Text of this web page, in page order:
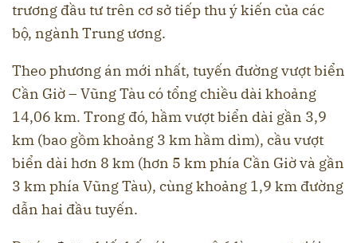
trương đầu tư trên cơ sở tiếp thu ý kiến của các
bộ, ngành Trung ương.
Theo phương án mới nhất, tuyến đường vượt biển
Cần Giờ – Vũng Tàu có tổng chiều dài khoảng
14,06 km. Trong đó, hầm vượt biển dài gần 3,9
km (bao gồm khoảng 3 km hầm dìm), cầu vượt
biển dài hơn 8 km (hơn 5 km phía Cần Giờ và gần
3 km phía Vũng Tàu), cùng khoảng 1,9 km đường
dẫn hai đầu tuyến.